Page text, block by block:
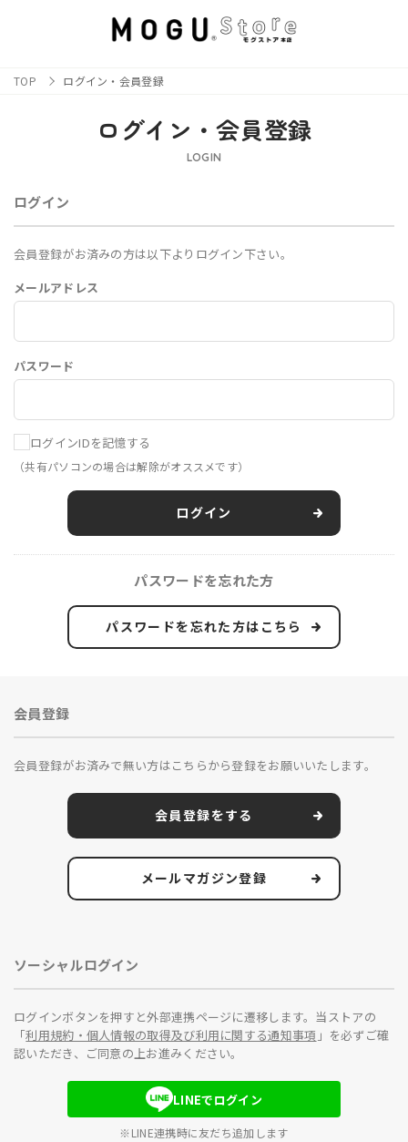
TOP ログイン・会員登録
ログイン・会員登録
LOGIN
ログイン
会員登録がお済みの方は以下よりログイン下さい。
メールアドレス
パスワード
ログインIDを記憶する
（共有パソコンの場合は解除がオススメです）
ログイン
パスワードを忘れた方
パスワードを忘れた方はこちら
会員登録
会員登録がお済みで無い方はこちらから登録をお願いいたします。
会員登録をする
メールマガジン登録
ソーシャルログイン
ログインボタンを押すと外部連携ページに遷移します。当ストアの
「利用規約・個人情報の取得及び利用に関する通知事項 」を必ずご確
認いただき、ご同意の上お進みください。
LINEでログイン
※LINE連携時に友だち追加します